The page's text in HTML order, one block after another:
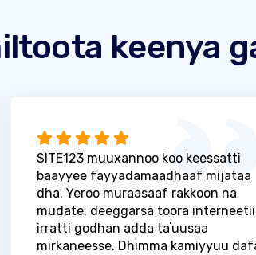
keenya
SITE123 muuxannoo koo keessatti
baayyee fayyadamaadhaaf mijataa
dha. Yeroo muraasaaf rakkoon na
mudate, deeggarsa toora interneetii
irratti godhan adda taʼuusaa
mirkaneesse. Dhimma kamiyyuu